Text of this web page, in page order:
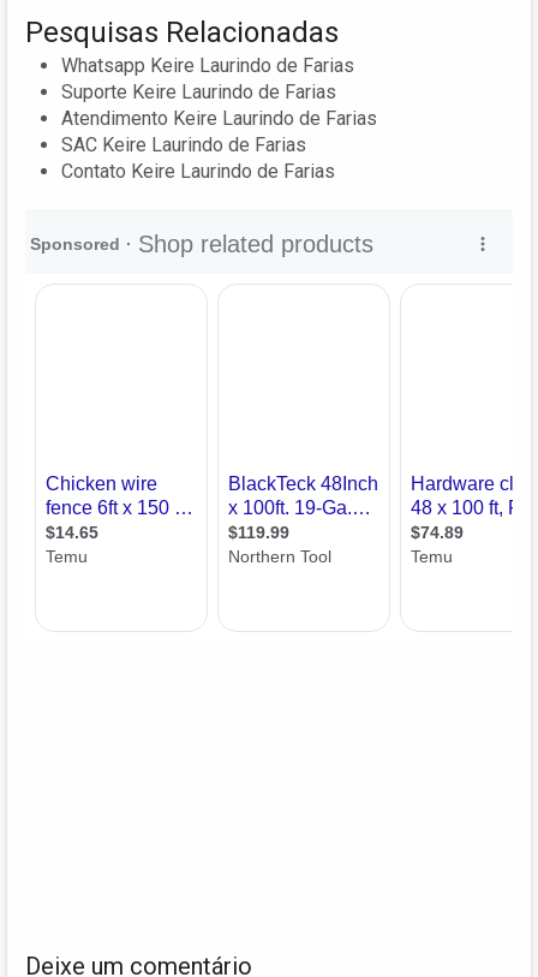
Pesquisas Relacionadas
Whatsapp Keire Laurindo de Farias
Suporte Keire Laurindo de Farias
Atendimento Keire Laurindo de Farias
SAC Keire Laurindo de Farias
Contato Keire Laurindo de Farias
Deixe um comentário